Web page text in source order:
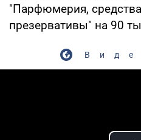
"Парфюмерия,
презервативы" на 90